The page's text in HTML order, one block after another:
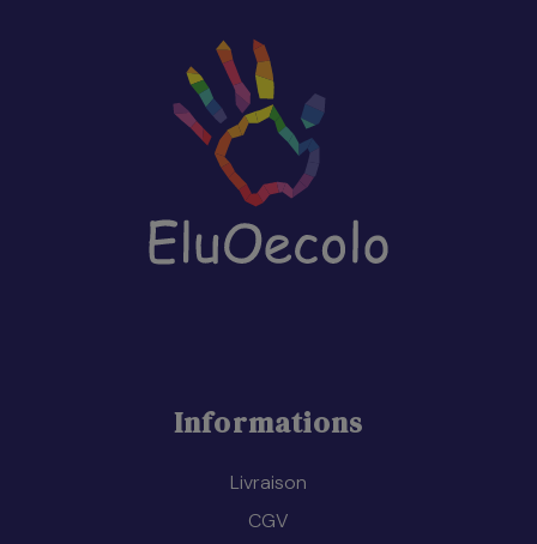
Informations
Livraison
CGV